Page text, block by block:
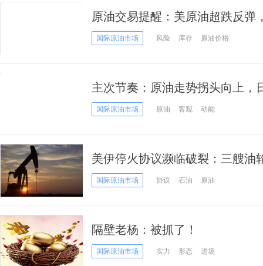
原油交易提醒：美原油超跌反弹
次回落
国际原油市场 风险 库存 原油价格
主次节奏：原油走势拐头向上，
国际原油市场 原油 客观 动能
美伊停火协议濒临破裂：三艘油
五倍”规模空袭，油价反弹至近
国际原油市场 协议 石油 原油
隔壁老杨：被抓了！
国际原油市场 实力 形态 进场